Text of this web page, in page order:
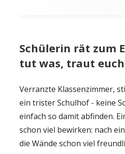
Schülerin rät zum
tut was, traut
Verranzte Klassenzimmer,
ein trister Schulhof - keine
einfach so damit abfinden.
schon viel bewirken: nach
die Wände schon viel